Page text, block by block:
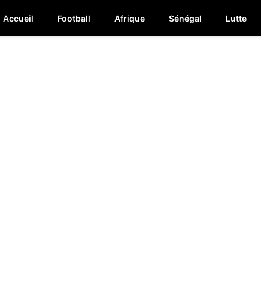
Accueil Football Afrique Sénégal Lutte